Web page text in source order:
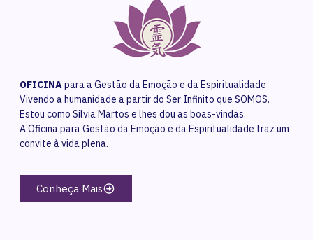
OFICINApara a Gestão da Emoção e da Espiritualidade
Vivendo a humanidade a partir do Ser Infinito que SOMOS.
Estou como Silvia Martos e lhes dou as boas-vindas.
A Oficina para Gestão da Emoção e da Espiritualidade traz um
convite à vida plena.
Conheça Mais